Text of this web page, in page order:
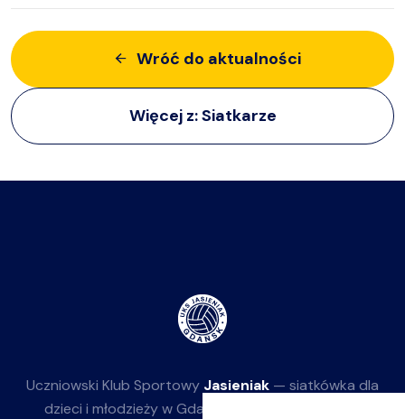
Wróć do aktualności
Więcej z:Siatkarze
Uczniowski Klub Sportowy Jasieniak — siatkówka dla
dzieci i młodzieży w Gdańsku-Jasieniu. Działamy